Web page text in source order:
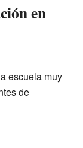
en
escuela muy
de